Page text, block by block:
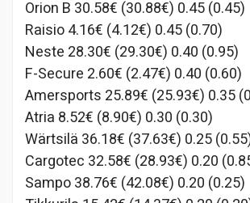
Orion B 30.58€ (30.88€) 0.45 (0.45)
Raisio 4.16€ (4.12€) 0.45 (0.70)
Neste 28.30€ (29.30€) 0.40 (0.95)
F-Secure 2.60€ (2.47€) 0.40 (0.60)
Amersports 25.89€ (25.93€) 0.35
Atria 8.52€ (8.90€) 0.30 (0.30)
Wärtsilä 36.18€ (37.63€) 0.25
Cargotec 32.58€ (28.93€) 0.20
Sampo 38.76€ (42.08€) 0.20 (0.25)